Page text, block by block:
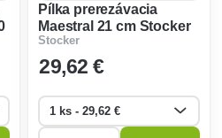
Pílka prerezávacia
Maestral 21 cm Stocker
Stocker
29,62 €